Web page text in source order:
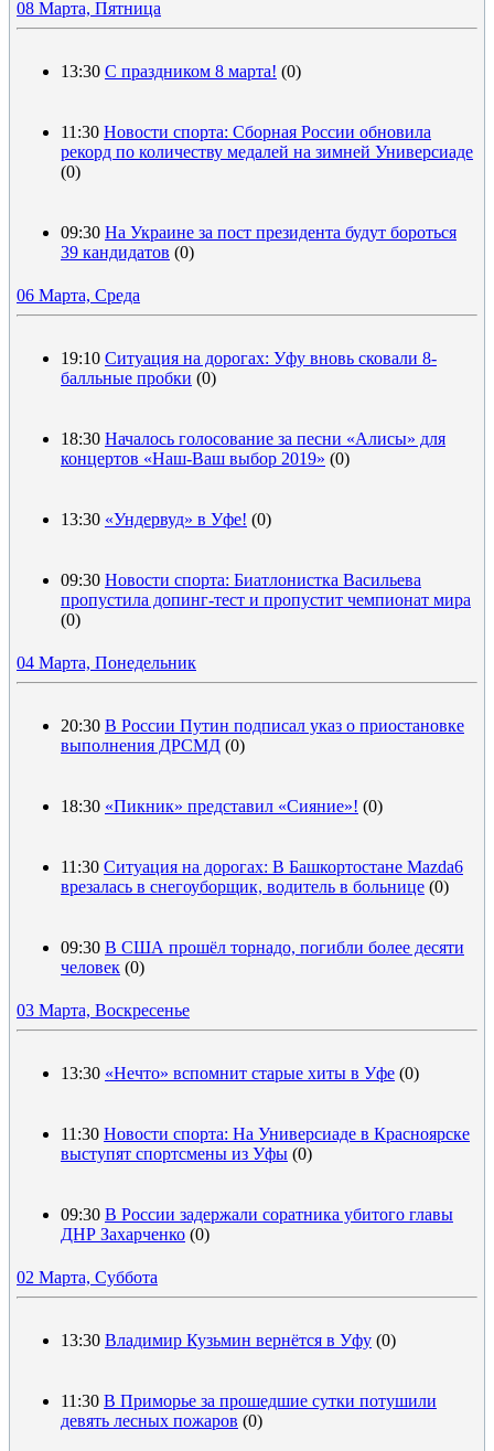
08 Марта, Пятница
13:30 С праздником 8 марта! (0)
11:30 Новости спорта: Сборная России обновила
рекорд по количеству медалей на зимней Универсиаде
(0)
09:30 На Украине за пост президента будут бороться
39 кандидатов (0)
06 Марта, Среда
19:10 Ситуация на дорогах: Уфу вновь сковали 8-
балльные пробки (0)
18:30 Началось голосование за песни «Алисы» для
концертов «Наш-Ваш выбор 2019» (0)
13:30 «Ундервуд» в Уфе! (0)
09:30 Новости спорта: Биатлонистка Васильева
пропустила допинг-тест и пропустит чемпионат мира
(0)
04 Марта, Понедельник
20:30 В России Путин подписал указ о приостановке
выполнения ДРСМД (0)
18:30 «Пикник» представил «Сияние»! (0)
11:30 Ситуация на дорогах: В Башкортостане Mazda6
врезалась в снегоуборщик, водитель в больнице (0)
09:30 В США прошёл торнадо, погибли более десяти
человек (0)
03 Марта, Воскресенье
13:30 «Нечто» вспомнит старые хиты в Уфе (0)
11:30 Новости спорта: На Универсиаде в Красноярске
выступят спортсмены из Уфы (0)
09:30 В России задержали соратника убитого главы
ДНР Захарченко (0)
02 Марта, Суббота
13:30 Владимир Кузьмин вернётся в Уфу (0)
11:30 В Приморье за прошедшие сутки потушили
девять лесных пожаров (0)